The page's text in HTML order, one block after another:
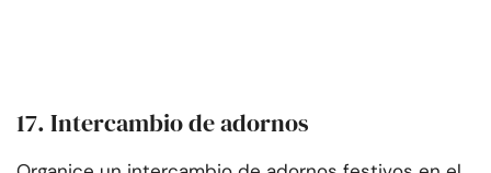
17. Intercambio de adornos